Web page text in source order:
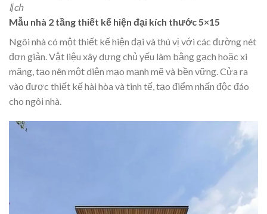
lịch
Mẫu nhà 2 tầng thiết kế hiện đại kích thước 5×15
Ngôi nhà có một thiết kế hiện đại và thú vị với các đường nét
đơn giản. Vật liệu xây dựng chủ yếu làm bằng gạch hoặc xi
măng, tạo nên một diện mạo mạnh mẽ và bền vững. Cửa ra
vào được thiết kế hài hòa và tinh tế, tạo điểm nhấn độc đáo
cho ngôi nhà.